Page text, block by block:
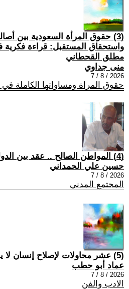
(3) حقوق المرأة السعودية بين
واستحقاق المستقبل: قراءة فكرية
مطلق القحطاني
منى جداوي
2026 / 8 / 7
حقوق المراة ومساواتها الكاملة في
(4) المواطن الصالح .. عقد بين الدولة والإنسان
حسين علي الحمداني
2026 / 8 / 7
المجتمع المدني
(5) عشر محاولات لإصلاح إنسان لا يملك قطع الغيار
عماد أبو حطب
2026 / 8 / 7
الادب والفن